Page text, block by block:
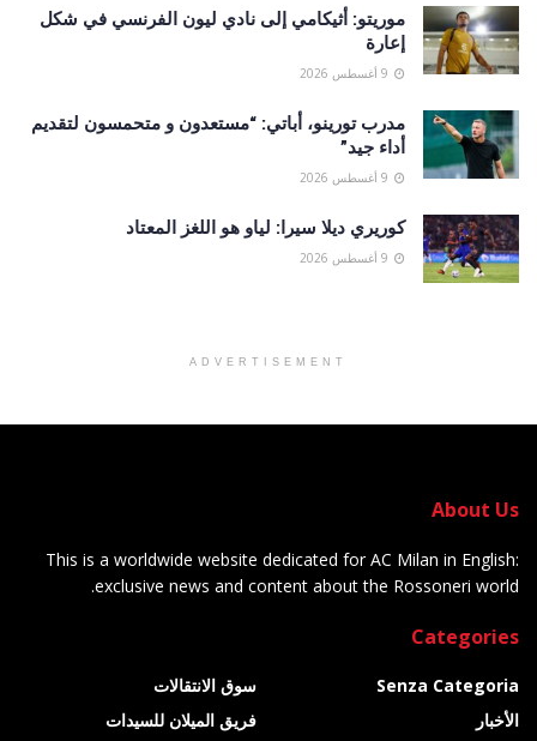
موريتو: أثيكامي إلى نادي ليون الفرنسي في شكل
إعارة
مدرب تورينو، أباتي: “مستعدون و متحمسون لتقديم
أداء جيد”
كوريري ديلا سيرا: لياو هو اللغز المعتاد
ADVERTISEMENT
About Us
This is a worldwide website dedicated for AC Milan in English:
exclusive news and content about the Rossoneri world.
Categories
Senza Categoria
الأخبار
سوق الانتقالات
فريق الميلان للسيدات